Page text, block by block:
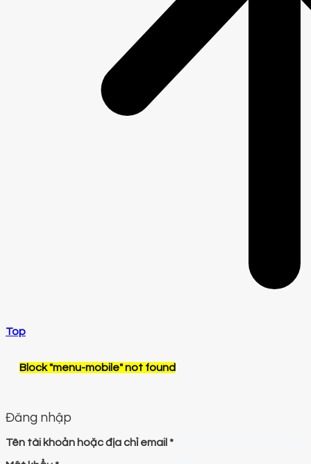
Top
Block"menu-mobile"not found
Đăng nhập
Tên tài khoản hoặc địa chỉ email *